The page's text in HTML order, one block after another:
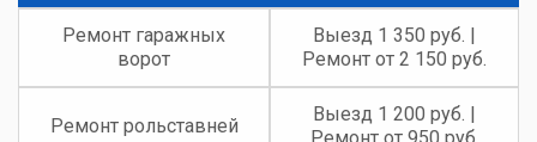
Ремонт гаражных
ворот
Выезд 1 350 руб. |
Ремонт от 2 150 руб.
Ремонт рольставней
Выезд 1 200 руб. |